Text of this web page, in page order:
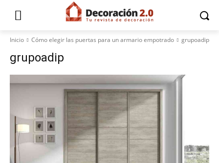
Inicio Cómo elegir las puertas para un armario empotrado grupoadip
grupoadip